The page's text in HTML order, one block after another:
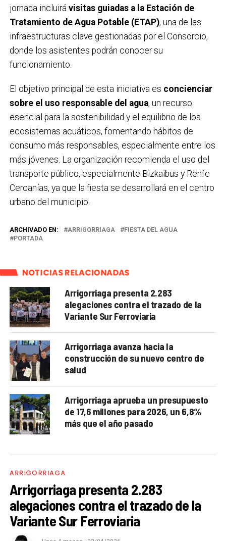
jornada incluirá visitas guiadas a la Estación de
Tratamiento de Agua Potable (ETAP), una de las
infraestructuras clave gestionadas por el Consorcio,
donde los asistentes podrán conocer su
funcionamiento.
El objetivo principal de esta iniciativa es concienciar
sobre el uso responsable del agua, un recurso
esencial para la sostenibilidad y el equilibrio de los
ecosistemas acuáticos, fomentando hábitos de
consumo más responsables, especialmente entre los
más jóvenes. La organización recomienda el uso del
transporte público, especialmente Bizkaibus y Renfe
Cercanías, ya que la fiesta se desarrollará en el centro
urbano del municipio.
ARCHIVADO EN: ARRIGORRIAGA
FIESTA DEL AGUA
PORTADA
NOTICIAS RELACIONADAS
Arrigorriaga presenta 2.283
alegaciones contra el trazado de la
Variante Sur Ferroviaria
Arrigorriaga avanza hacia la
construcción de su nuevo centro de
salud
Arrigorriaga aprueba un presupuesto
de 17,6 millones para 2026, un 6,8%
más que el año pasado
ARRIGORRIAGA
Arrigorriaga presenta 2.283
alegaciones contra el trazado de la
Variante Sur Ferroviaria